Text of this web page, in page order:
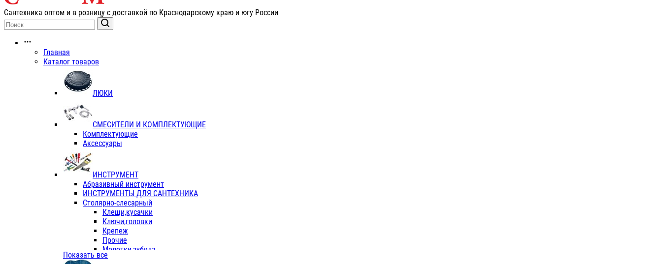
Сантехника оптом и в розницу с доставкой по Краснодарскому краю и югу России
Главная
Каталог товаров
ЛЮКИ
СМЕСИТЕЛИ И КОМПЛЕКТУЮЩИЕ
Комплектующие
Аксессуары
ИНСТРУМЕНТ
Абразивный инструмент
ИНСТРУМЕНТЫ ДЛЯ САНТЕХНИКА
Столярно-слесарный
Клещи,кусачки
Ключи,головки
Крепеж
Прочие
Молотки,зубила
Пассатижи,тонкогубцы,утконосы
Показать все